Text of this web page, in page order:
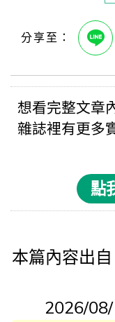
想看完整文章
雜誌裡有更多
點
本篇內容出
2026/